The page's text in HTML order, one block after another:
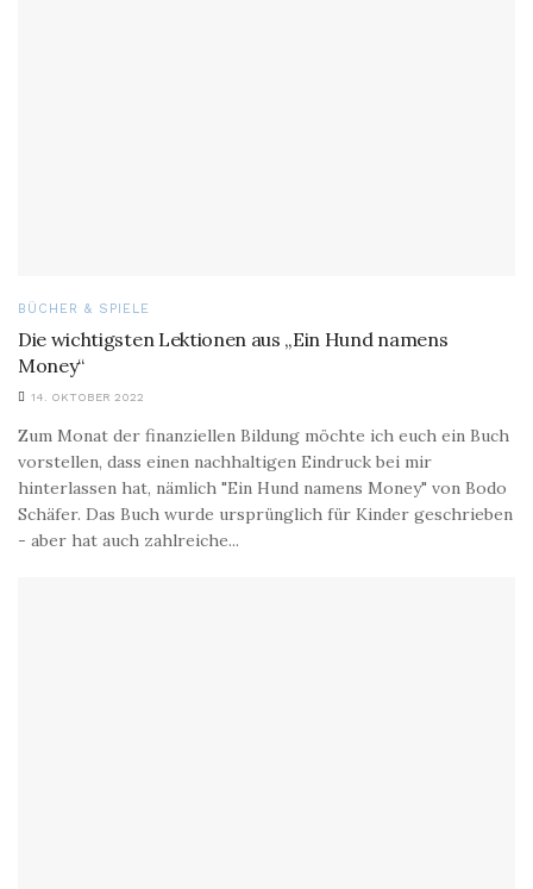
BÜCHER & SPIELE
Die wichtigsten Lektionen aus „Ein Hund namens
Money“
14. OKTOBER 2022
Zum Monat der finanziellen Bildung möchte ich euch ein Buch
vorstellen, dass einen nachhaltigen Eindruck bei mir
hinterlassen hat, nämlich "Ein Hund namens Money" von Bodo
Schäfer. Das Buch wurde ursprünglich für Kinder geschrieben
- aber hat auch zahlreiche...